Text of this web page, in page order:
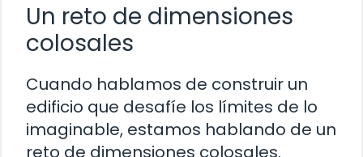
Un reto de dimensiones
colosales
Cuando hablamos de construir un
edificio que desafíe los límites de lo
imaginable, estamos hablando de un
reto de dimensiones colosales.